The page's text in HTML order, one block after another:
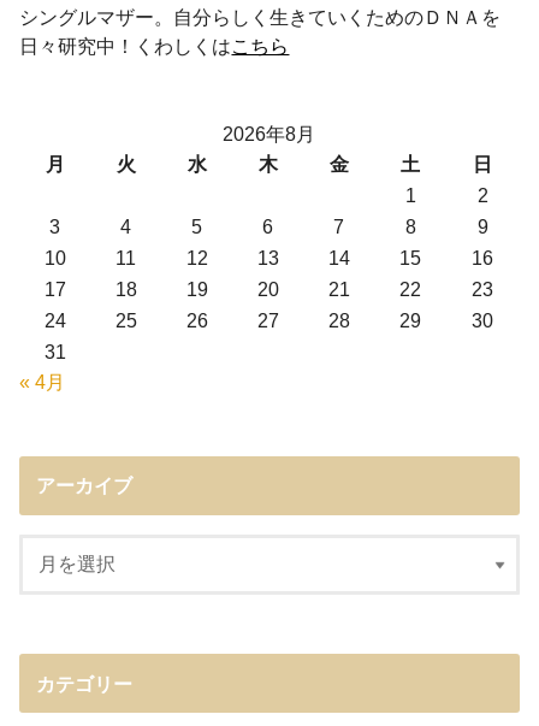
シングルマザー。自分らしく生きていくためのＤＮＡを
日々研究中！くわしくはこちら
2026年8月
月
火 水 木 金 土
日
1
2
3
4 5 6 7 8
9
10
11 12 13 14 15
16
17
18 19 20 21 22
23
24
25 26 27 28 29
30
31
« 4月
アーカイブ
カテゴリー